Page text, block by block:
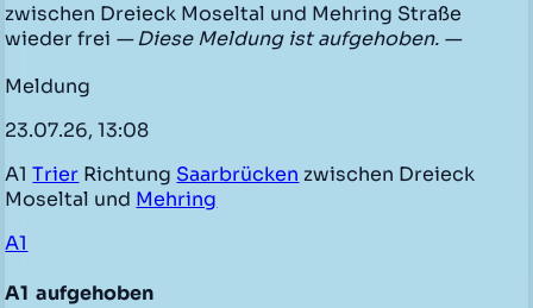
zwischen Dreieck Moseltal und Mehring Straße
wieder frei — Diese Meldung ist aufgehoben. —
Meldung
23.07.26, 13:08
A1Trier Richtung Saarbrücken zwischen Dreieck
Moseltal und Mehring
A1
A1 aufgehoben